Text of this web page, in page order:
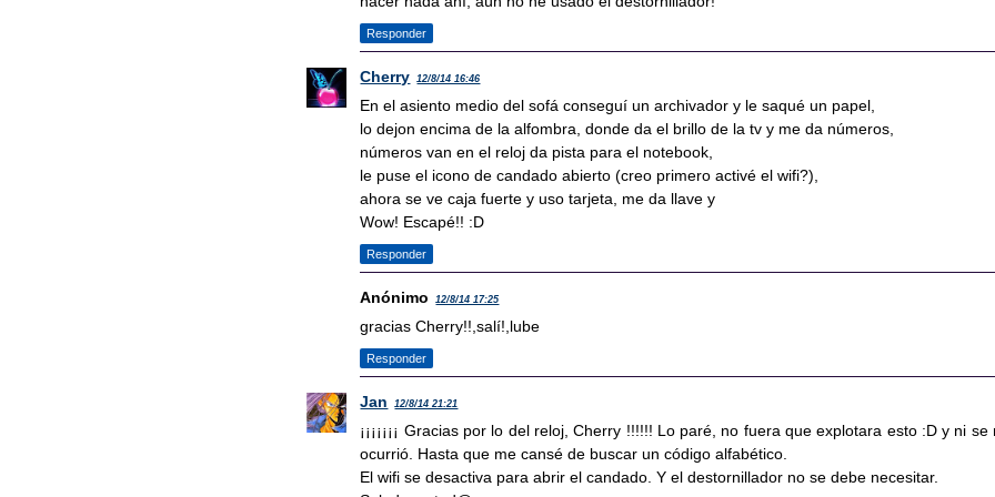
Responder
Cherry 12/8/14 16:46
En el asiento medio del sofá conseguí un archivador y le saqué un papel,
lo dejon encima de la alfombra, donde da el brillo de la tv y me da números,
números van en el reloj da pista para el notebook,
le puse el icono de candado abierto (creo primero activé el wifi?),
ahora se ve caja fuerte y uso tarjeta, me da llave y
Wow! Escapé!! :D
Responder
Anónimo 12/8/14 17:25
gracias Cherry!!,salí!,lube
Responder
Jan 12/8/14 21:21
¡¡¡¡¡¡¡ Gracias por lo del reloj, Cherry !!!!!! Lo paré, no fuera que explotara esto :D y ni se
ocurrió. Hasta que me cansé de buscar un código alfabético.
El wifi se desactiva para abrir el candado. Y el destornillador no se debe necesitar.